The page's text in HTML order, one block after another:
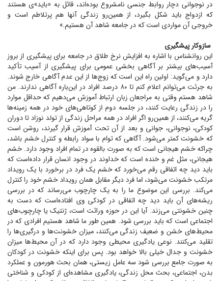
در نوجوانی دچار روابط جنسی نامشروع بوده‌اند، قائل به «باید»‌ی هستند
که ازدواج باید شکل بگیرد، از همین‌رو زندگی آنها هم پرتلاطم است و
خروجی آن مواردی است که در جامعه شاهد آن هستیم.»
سازوکار پیشگیری
این روانشناس با اشاره به افزایش نرخ طلاق در جامعه برای پیشگیری از بروز
آسیب‌های بیشتر بر آگاهی بخشی عمومی برای پیشگیری از آسیب تأکید
دارد و می‌گوید: اولین راه این است که زوج‌ها از این عدم آگاهی خارج شوند.
به جرئت می‌توانم اعلام کنم تا ۸۰ درصد افراد در این‌باره آگاهی ندارند. من
شاهد هستم وقتی به مراجعان زبان ارتباط آموزش می‌دهیم که حداقل موارد
را در زندگی رعایت کنند، در جلسه دوم از کوتاهی‌های خود در همه زمینه‌ها
گریه می‌کنند، از همین‌رو اگر افراد در همه مراحل زندگی از تولد نوزاد تا دوران
کودکی، نوجوانی، جوانی و بعد از آن تحت آموزش قرار گیرند، روشن است
که خشونت کمتر می‌شود. آگاهی که توام با سواد رابطه و کنترل خشم باشد،
چراکه خشم هیجانی است که به صورت بالقوه در تمام افراد وجود دارد. خشم
هیجانی، مثل غم و خنده است که خداوند در وجود انسان قرار داده‌است که
باید دید چه اتفاقی رقم می‌خورد که خشم یک فرد در برخورد با یک رویداد
مرتکب خشونت می‌شود، اما فرد دیگر مقابل همان رویداد خشم خود را کنترل
می‌کند. بررسی این موضوع ما را به یک چارچوب می‌رساند که در بررسی
ریشه‌های آن باید دید چه اتفاقی در کودکی وی افتاده‌است که دست به
چنین خشونتی می‌زند. آیا این در حوزه وراثت است، ژنتیک یا چارچوب‌های
اجتماعی است که باید بررسی شود. همین طور ما شاهد هستیم افرادی که در
محیط‌های خشن و ضعیف زندگی می‌کنند، میزان خشونت‌ها و درگیری‌ها را
تقلید می‌کنند. نوعی یادگیری محیطی وجود دارد که در آن محیط‌ها میزان
خشونت و جدال خیلی بالا خواهد بود. پس برای اینکه خشونت در کودکان
به صورت جامع بررسی شود سه عامل زیستی، همان بحث هورمون و عملکرد
بدن، اجتماعی، بحث محل زندگی، یادگیری مشاهده‌ای از کودکی و شناختی